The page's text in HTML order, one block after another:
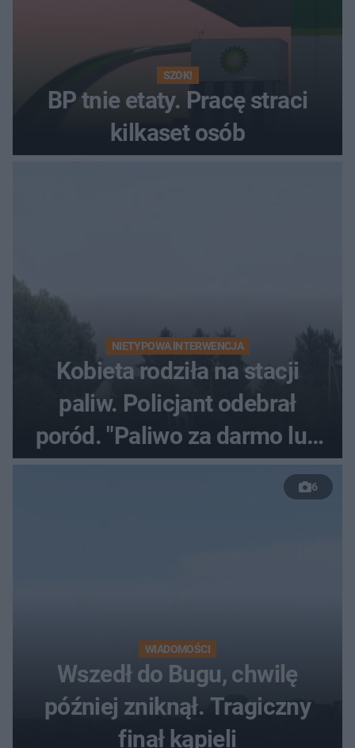
SZOK!
BP tnie etaty. Pracę straci
kilkaset osób
NIETYPOWA INTERWENCJA
Kobieta rodziła na stacji
paliw. Policjant odebrał
poród. "Paliwo za darmo lub
50 %!"
6
WIADOMOŚCI
Wszedł do Bugu, chwilę
później zniknął. Tragiczny
finał kąpieli